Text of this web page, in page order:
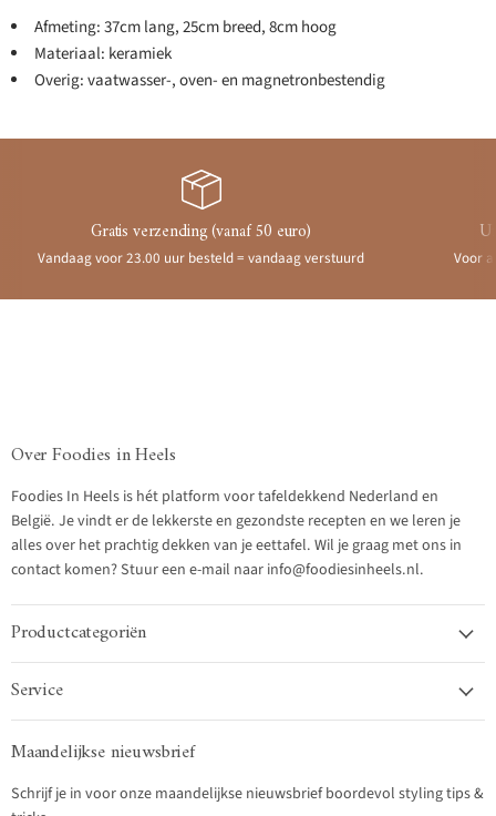
Afmeting: 37cm lang, 25cm breed, 8cm hoog
Materiaal: keramiek
Overig: vaatwasser-, oven- en magnetronbestendig
Gratis verzending (vanaf 50 euro)
Vandaag voor 23.00 uur besteld = vandaag verstuurd Voor
Over Foodies in Heels
Foodies In Heels is hét platform voor tafeldekkend Nederland en
België. Je vindt er de lekkerste en gezondste recepten en we leren je
alles over het prachtig dekken van je eettafel. Wil je graag met ons in
contact komen? Stuur een e-mail naar info@foodiesinheels.nl.
Productcategoriën
Service
Maandelijkse nieuwsbrief
Schrijf je in voor onze maandelijkse nieuwsbrief boordevol styling tips &